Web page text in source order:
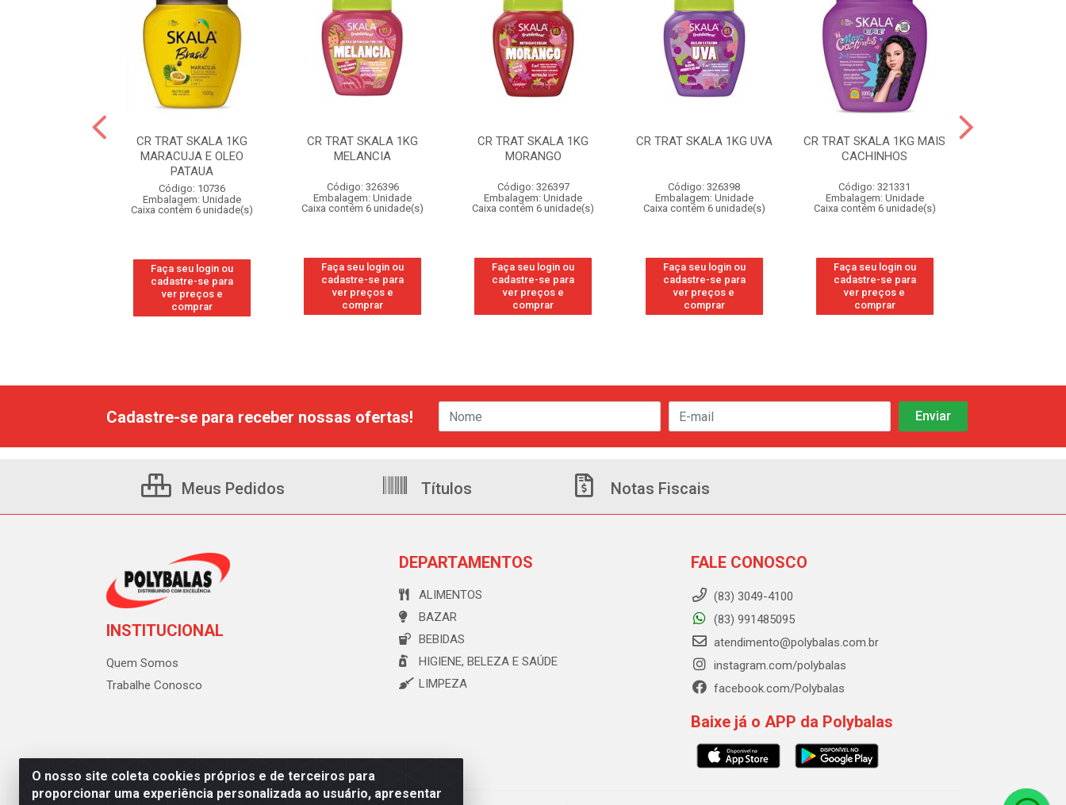
CR TRAT SKALA 1KG
MARACUJA E OLEO
PATAUA
Código: 10736
Embalagem: Unidade
Caixa contém 6 unidade(s)
Faça seu login ou
cadastre-se para
ver preços e
comprar
CR TRAT SKALA 1KG
MELANCIA
Código: 326396
Embalagem: Unidade
Caixa contém 6 unidade(s)
Faça seu login ou
cadastre-se para
ver preços e
comprar
CR TRAT SKALA 1KG
MORANGO
Código: 326397
Embalagem: Unidade
Caixa contém 6 unidade(s)
Faça seu login ou
cadastre-se para
ver preços e
comprar
CR TRAT SKALA 1KG UVA
Código: 326398
Embalagem: Unidade
Caixa contém 6 unidade(s)
Faça seu login ou
cadastre-se para
ver preços e
comprar
CR TRAT SKALA 1KG MAIS
CACHINHOS
Código: 321331
Embalagem: Unidade
Caixa contém 6 unidade(s)
Faça seu login ou
cadastre-se para
ver preços e
comprar
O nosso site coleta cookies próprios e de terceiros para
proporcionar uma experiência personalizada ao usuário, apresentar
Cadastre-se para receber nossas ofertas!
Meus Pedidos Títulos Notas Fiscais
INSTITUCIONAL
Quem Somos
Trabalhe Conosco
DEPARTAMENTOS
ALIMENTOS
BAZAR
BEBIDAS
HIGIENE, BELEZA E SAÚDE
LIMPEZA
FALE CONOSCO
(83) 3049-4100
(83) 991485095
atendimento@polybalas.com.br
instagram.com/polybalas
facebook.com/Polybalas
Baixe já o APP da Polybalas